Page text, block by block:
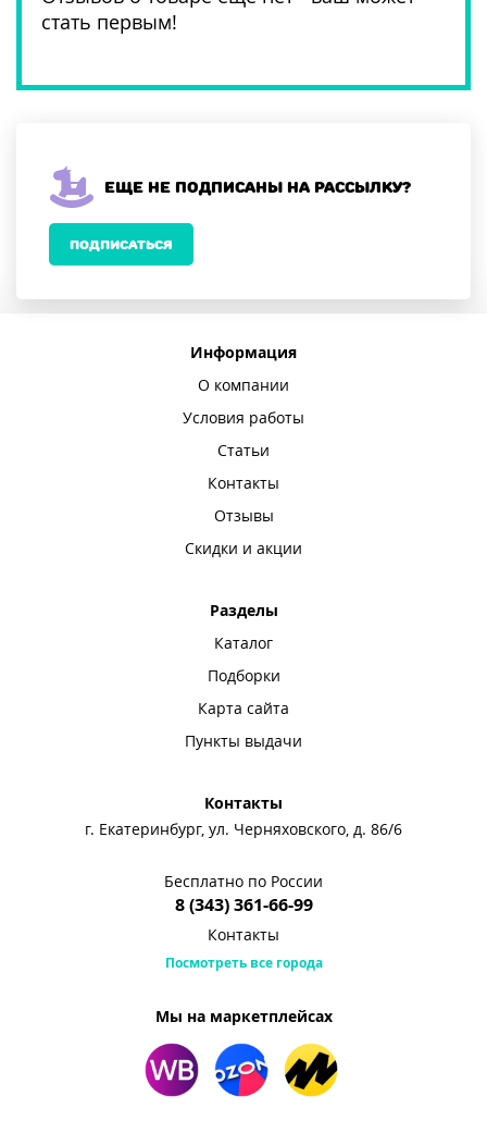
стать первым!
Еще не подписаны на рассылку?
ПОДПИСАТЬСЯ
Информация
О компании
Условия работы
Статьи
Контакты
Отзывы
Скидки и акции
Разделы
Каталог
Подборки
Карта сайта
Пункты выдачи
Контакты
г. Екатеринбург, ул. Черняховского, д. 86/6
Бесплатно по России
8 (343) 361-66-99
Контакты
Посмотреть все города
Мы на маркетплейсах